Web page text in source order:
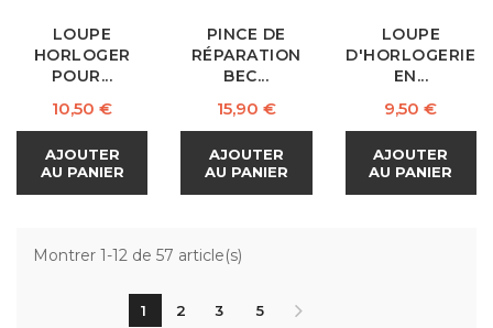
LOUPE
HORLOGER
POUR...
Prix
10,50 €
AJOUTER
AU PANIER
PINCE DE
RÉPARATION
BEC...
Prix
15,90 €
AJOUTER
AU PANIER
LOUPE
D'HORLOGERIE
EN...
Prix
9,50 €
AJOUTER
AU PANIER
Montrer 1-12 de 57 article(s)
1 2 3 5